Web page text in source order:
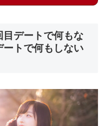
目デートで何もな
ートで何もしない